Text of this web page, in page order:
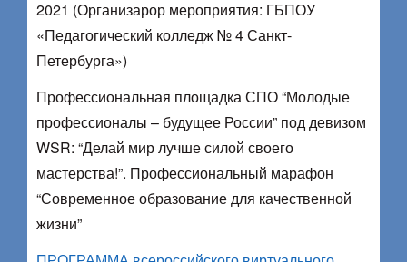
2021 (Организарор мероприятия: ГБПОУ
«Педагогический колледж № 4 Санкт-
Петербурга»)
Профессиональная площадка СПО “Молодые
профессионалы – будущее России” под девизом
WSR: “Делай мир лучше силой своего
мастерства!”. Профессиональный марафон
“Современное образование для качественной
жизни”